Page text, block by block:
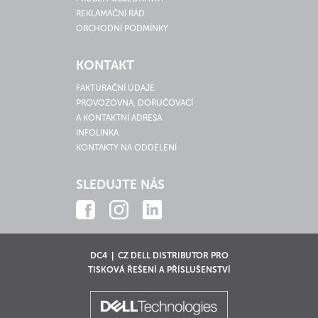
REKLAMAČNÍ ŘÁD
OBCHODNÍ PODMÍNKY
KONTAKT
FAKTURAČNÍ ÚDAJE
PROVOZOVNA, DORUČOVACÍ
A KONTAKTNÍ ADRESA
INFOLINKA
KONTAKTY NA ODDĚLENÍ
SLEDUJTE NÁS
DC4 | CZ DELL DISTRIBUTOR PRO
TISKOVÁ ŘEŠENÍ A PŘÍSLUŠENSTVÍ